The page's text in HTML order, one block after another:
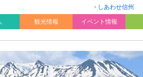
しあわせ信州
観光情報 イベント情報